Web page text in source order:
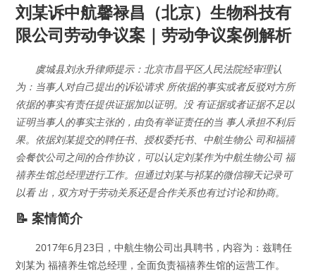
刘某诉中航馨禄昌（北京）生物科技有
限公司劳动争议案｜劳动争议案例解析
虞城县刘永升律师提示：北京市昌平区人民法院经审理认
为：当事人对自己提出的诉讼请求 所依据的事实或者反驳对方所
依据的事实有责任提供证据加以证明。没 有证据或者证据不足以
证明当事人的事实主张的，由负有举证责任的当 事人承担不利后
果。依据刘某提交的聘任书、授权委托书、中航生物公 司和福禧
会餐饮公司之间的合作协议，可以认定刘某作为中航生物公司 福
禧养生馆总经理进行工作。但通过刘某与祁某的微信聊天记录可
以看 出，双方对于劳动关系还是合作关系也有过讨论和协商。
📝 案情简介
2017年6月23日，中航生物公司出具聘书，内容为：兹聘任
刘某为 福禧养生馆总经理，全面负责福禧养生馆的运营工作。